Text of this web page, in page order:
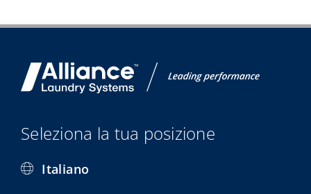
Seleziona la tua posizione
Italiano